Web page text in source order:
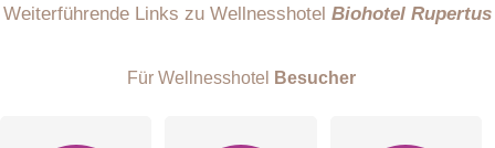
E-Mail-Adresse (wird nicht veröffentlicht)
Weiterführende Links zu Wellnesshotel Biohotel Rupertus
Für Wellnesshotel Besucher